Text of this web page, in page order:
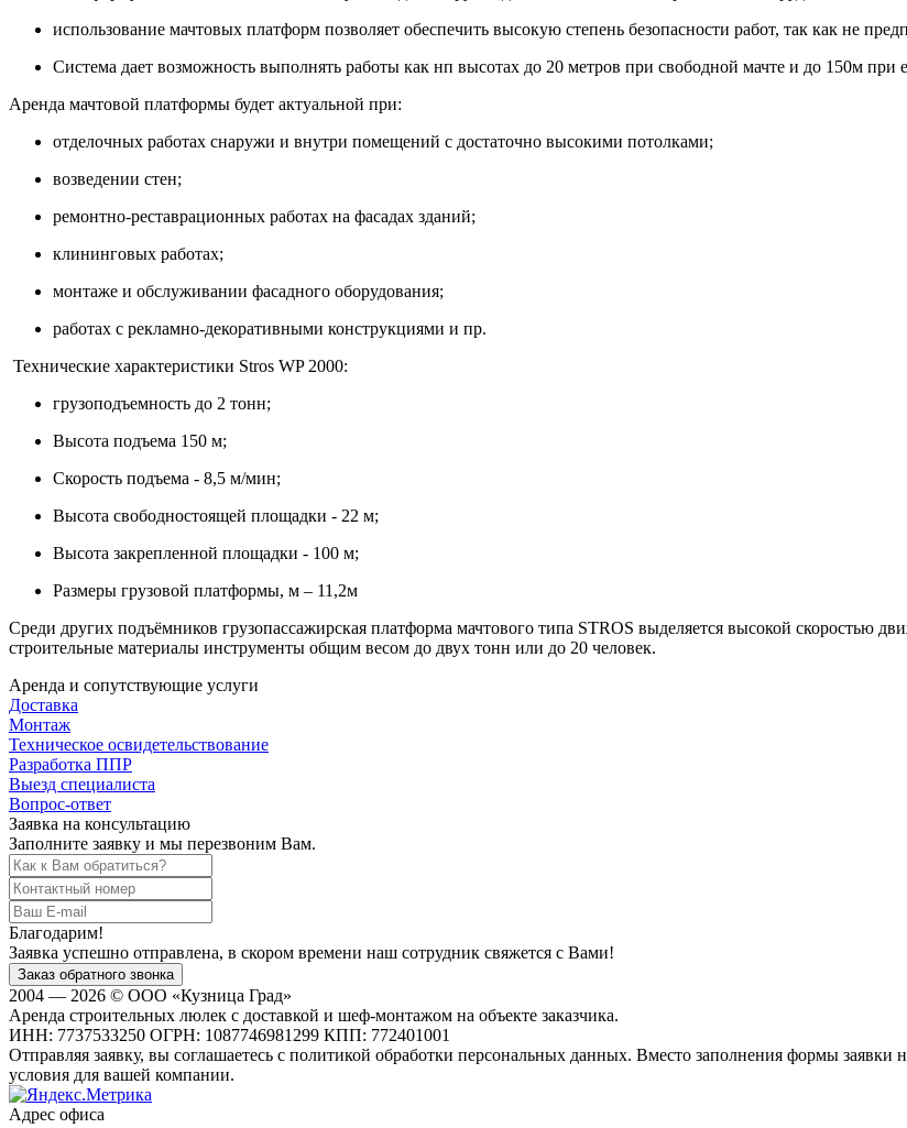
использование мачтовых платформ позволяет обеспечить высокую степень безопасности работ, так как не
Система дает возможность выполнять работы как нп высотах до 20 метров при свободной мачте и до 150м при
Аренда мачтовой платформы будет актуальной при:
отделочных работах снаружи и внутри помещений с достаточно высокими потолками;
возведении стен;
ремонтно-реставрационных работах на фасадах зданий;
клининговых работах;
монтаже и обслуживании фасадного оборудования;
работах с рекламно-декоративными конструкциями и пр.
Технические характеристики Stros WP 2000:
грузоподъемность до 2 тонн;
Высота подъема 150 м;
Скорость подъема - 8,5 м/мин;
Высота свободностоящей площадки - 22 м;
Высота закрепленной площадки - 100 м;
Размеры грузовой платформы, м – 11,2м
Среди других подъёмников грузопассажирская платформа мачтового типа STROS выделяется высокой скоростью
строительные материалы инструменты общим весом до двух тонн или до 20 человек.
Аренда и сопутствующие услуги
Доставка
Монтаж
Техническое освидетельствование
Разработка ППР
Выезд специалиста
Вопрос-ответ
Заявка на консультацию
Заполните заявку и мы перезвоним Вам.
Благодарим!
Заявка успешно отправлена, в скором времени наш сотрудник свяжется с Вами!
2004 — 2026 © ООО «Кузница Град»
Аренда строительных люлек с доставкой и шеф-монтажом на объекте заказчика.
ИНН: 7737533250 ОГРН: 1087746981299 КПП: 772401001
Отправляя заявку, вы соглашаетесь с политикой обработки персональных данных. Вместо заполнения формы
условия для вашей компании.
Адрес офиса